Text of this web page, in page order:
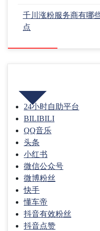
千川涨粉服务商有哪
点
24小时自助平台
BILIBILI
QQ音乐
头条
小红书
微信公众号
微博粉丝
快手
懂车帝
抖音有效粉丝
抖音点赞